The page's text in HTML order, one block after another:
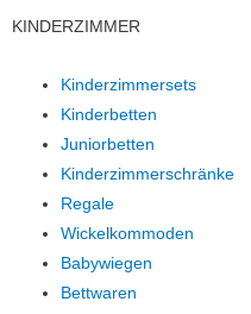
KINDERZIMMER
Kinderzimmersets
Kinderbetten
Juniorbetten
Kinderzimmerschränke
Regale
Wickelkommoden
Babywiegen
Bettwaren